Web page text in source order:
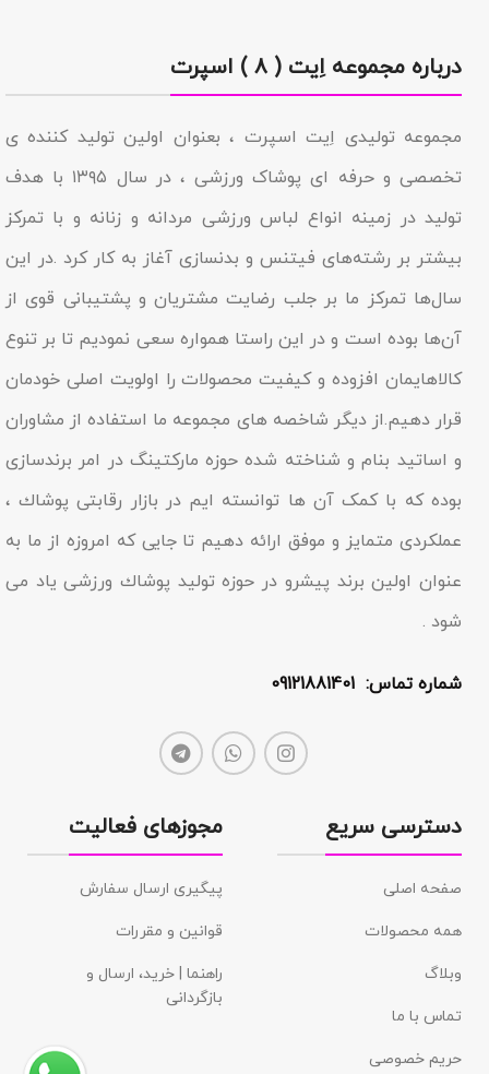
درباره مجموعه اِیت ( ۸ ) اسپرت
مجموعه تولیدى اِیت اسپرت ، بعنوان اولین تولید کننده ی
تخصصی و حرفه ای پوشاک ورزشی ، در سال ۱۳۹۵ با هدف
تولید در زمینه انواع لباس ورزشی مردانه و زنانه و با تمرکز
بیشتر بر رشته‌های فیتنس و بدنسازی آغاز به کار کرد .در این
سال‌ها تمرکز ما بر جلب رضایت مشتریان و پشتیبانی قوی از
آن‌ها بوده است و در این راستا همواره سعی نمودیم تا بر تنوع
کالاهایمان افزوده و کیفیت محصولات را اولویت اصلی خودمان
قرار دهیم.از دیگر شاخصه هاى مجموعه ما استفاده از مشاوران
و اساتید بنام و شناخته شده حوزه مارکتینگ در امر برندسازى
بوده که با کمک آن ها توانسته ایم در بازار رقابتى پوشاك ،
عملکردى متمایز و موفق ارائه دهیم تا جایى که امروزه از ما به
عنوان اولین برند پیشرو در حوزه تولید پوشاك ورزشی یاد مى
شود .
شماره تماس: 09121881401
دسترسی سریع
صفحه اصلی
همه محصولات
وبلاگ
تماس با ما
حریم خصوصی
مجوزهای فعالیت
پیگیری ارسال سفارش
قوانین و مقررات
راهنما | خرید، ارسال و
بازگردانی